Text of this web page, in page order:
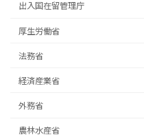
出入国在留管理庁
厚生労働省
法務省
経済産業省
外務省
農林水産省